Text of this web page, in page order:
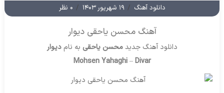
دانلود آهنگ / ۱۹ شهریور ۱۴۰۳ / ۰ نظر
آهنگ محسن یاحقی دیوار
دانلود آهنگ جدید محسن یاحقی به نامدیوار
Mohsen Yahaghi–Divar